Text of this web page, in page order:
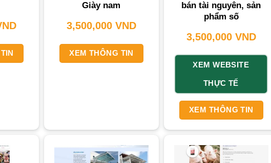
Giày nam
3,500,000 VND
XEM THÔNG TIN
bán tài nguyên, sản
phẩm số
3,500,000 VND
XEM WEBSITE
THỰC TẾ
XEM THÔNG TIN